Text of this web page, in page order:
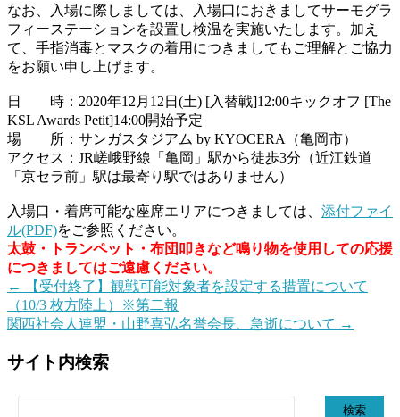
なお、入場に際しましては、入場口におきましてサーモグラ
フィーステーションを設置し検温を実施いたします。加え
て、手指消毒とマスクの着用につきましてもご理解とご協力
をお願い申し上げます。
日 時：2020年12月12日(土) [入替戦]12:00キックオフ [The
KSL Awards Petit]14:00開始予定
場 所：サンガスタジアム by KYOCERA（亀岡市）
アクセス：JR嵯峨野線「亀岡」駅から徒歩3分（近江鉄道
「京セラ前」駅は最寄り駅ではありません）
入場口・着席可能な座席エリアにつきましては、 添付ファイ
ル(PDF)をご参照ください。
太鼓・トランペット・布団叩きなど鳴り物を使用しての応援
につきましてはご遠慮ください。
←
【受付終了】観戦可能対象者を設定する措置について
（10/3 枚方陸上）※第二報
関西社会人連盟・山野喜弘名誉会長、急逝について →
サイト内検索